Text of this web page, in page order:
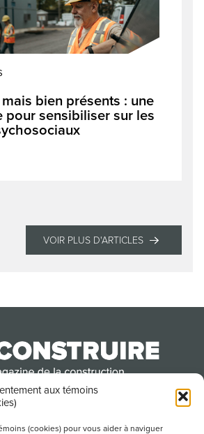
aux témoins
(cookies) pour vous aider à naviguer
bien présents : une
pour sensibiliser sur les
VOIR PLUS D'ARTICLES
Québec